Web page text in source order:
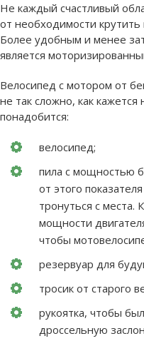
Не каждый счастливый
от необходимости
Более удобным и менее
является
Велосипед с мотором от
не так сложно, как
понадобится:
велосипед;
пила с мощностью
от этого
тронуться с места.
мощности
чтобы
резервуар для
тросик от старого
рукоятка, чтобы
дроссельную